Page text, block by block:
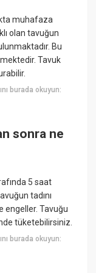
muhafaza
olan tavuğun
Bu
Tavuk
burada okuyun:
sonra ne
5 saat
tadını
engeller. Tavuğu
tüketebilirsiniz.
burada okuyun: